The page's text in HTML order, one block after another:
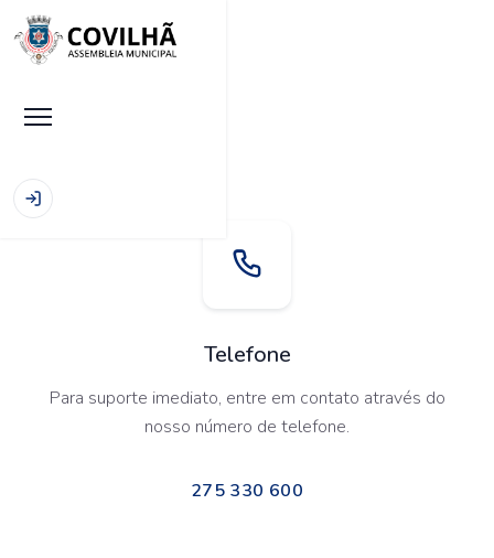
Início
Telefone
Para suporte imediato, entre em contato através do
nosso número de telefone.
275 330 600